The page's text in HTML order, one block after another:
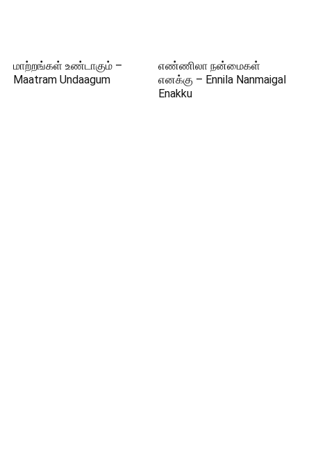
மாற்றங்கள் உண்டாகும் –
Maatram Undaagum
எண்ணிலா நன்மைகள்
எனக்கு – Ennila Nanmaigal
Enakku